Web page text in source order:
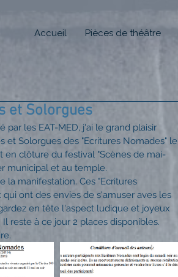
Accueil Pièces de théâtre
et Solorgues
par les EAT-MED, j'ai le grand plaisir
et Solorgues des "Ecritures Nomades" le
en clôture du festival "Scènes de mai-
municipal et au temple.
la manifestation. Ces "Ecritures
ont des envies de s'amuser aves les
en tête l'aspect ludique et joyeux
reste à ce jour 2 places disponibles.